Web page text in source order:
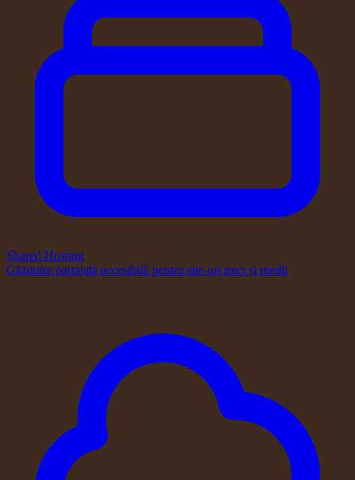
Shared Hosting
Găzduire partajată accesibilă pentru site-uri mici și medii